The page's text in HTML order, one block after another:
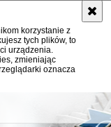
korzystanie z
tych plików, to
urządzenia.
zmieniając
oznacza